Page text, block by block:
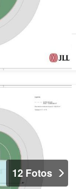
12 Fotos